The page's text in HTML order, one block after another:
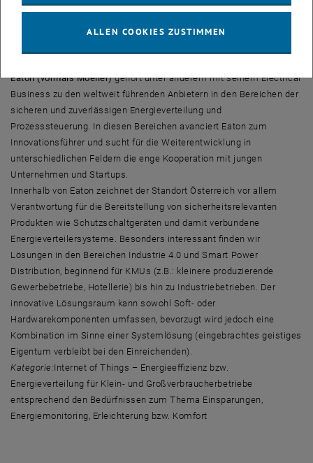
Systeme)ist ein besonderes Anliegen.
Konzept und Umsetzungsplan für eine B2B
Eaton (vormals Moeller)gehört unter anderem mit seinem Electrical
Business zu den weltweit führenden Anbietern in den Bereichen der
sicheren und zuverlässigen Energieverteilung und
Prozesssteuerung. In diesen Bereichen avanciert Eaton zum
Innovationsführer und sucht für die Weiterentwicklung in
unterschiedlichen Feldern die enge Kooperation mit jungen
Unternehmen und Startups.
Innerhalb von Eaton zeichnet der Standort Österreich vor allem
Verantwortung für die Bereitstellung von sicherheitsrelevanten
Produkten wie Schutzschaltgeräten und damit verbundene
Energieverteilersysteme. Besonders interessant finden wir
Lösungen in den Bereichen Industrie 4.0 und Smart Power
Distribution, beginnend für KMUs (z.B.: kleinere produzierende
Gewerbebetriebe, Hotellerie) bis hin zu Industriebetrieben. Der
innovative Lösungsraum kann sowohl Soft- oder
Hardwarekomponenten umfassen, bevorzugt wird jedoch eine
Kombination im Sinne einer Systemlösung (eingebrachtes geistiges
Eigentum verbleibt bei den Einreichenden).
Kategorie:Internet of Things – Energieeffizienz bzw.
Energieverteilung für Klein- und Großverbraucherbetriebe
entsprechend den Bedürfnissen zum Thema Einsparungen,
Energiemonitoring, Erleichterung bzw. Komfort
ALLEN COOKIES ZUSTIMMEN